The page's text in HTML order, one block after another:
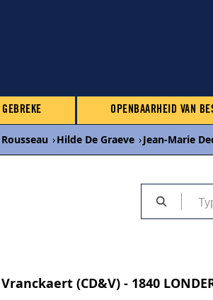
OPENBAARHEID VAN
›Hilde De Graeve ›Jean-Marie
(CD&V) - 1840